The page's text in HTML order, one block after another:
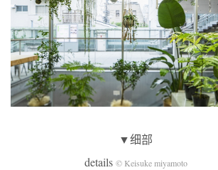
▼细部
details © Keisuke miyamoto